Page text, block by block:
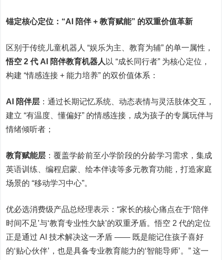
锚定核心定位：“AI 陪伴 + 教育赋能” 的双重价值革新
区别于传统儿童机器人 “娱乐为主、教育为辅” 的单一属性，
悟空 2 代 AI 陪伴教育机器人 以 “成长同行者” 为核心定位，
构建 “情感连接 + 能力培养” 的双价值体系：
AI 陪伴层 ：通过长期记忆系统、动态表情与灵活肢体交互，
建立 “有温度、懂偏好” 的情感连接，成为孩子的专属玩伴与
情绪倾听者；
教育赋能层 ：覆盖学龄前至小学阶段的分龄学习需求，集成
英语训练、编程启蒙、绘本伴读等多元教育功能，打造家庭
场景的 “移动学习中心”。
优必选消费级产品总经理表示：“家长的核心痛点在于‘陪伴
时间不足’与‘教育专业性欠缺’的双重矛盾。悟空 2 代的定位
正是通过 AI 技术解决这一矛盾 —— 既是能记住孩子喜好
的‘贴心伙伴’，也是具备专业教育能力的‘智能导师’。” 这一